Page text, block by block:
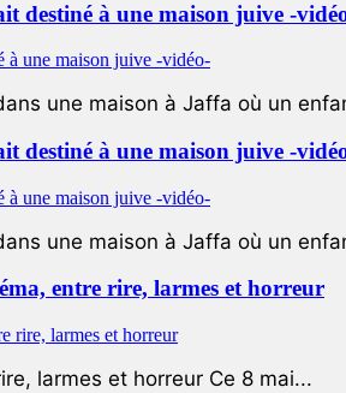
destiné à une maison juive -
une maison à Jaffa où un
destiné à une maison juive -
une maison à Jaffa où un
entre rire, larmes et horreur
larmes et horreur Ce 8 mai...